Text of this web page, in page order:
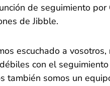
de seguimiento
de Jibble.
escuchado a
con el
también somos un